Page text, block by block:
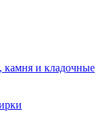
камня и кладочные